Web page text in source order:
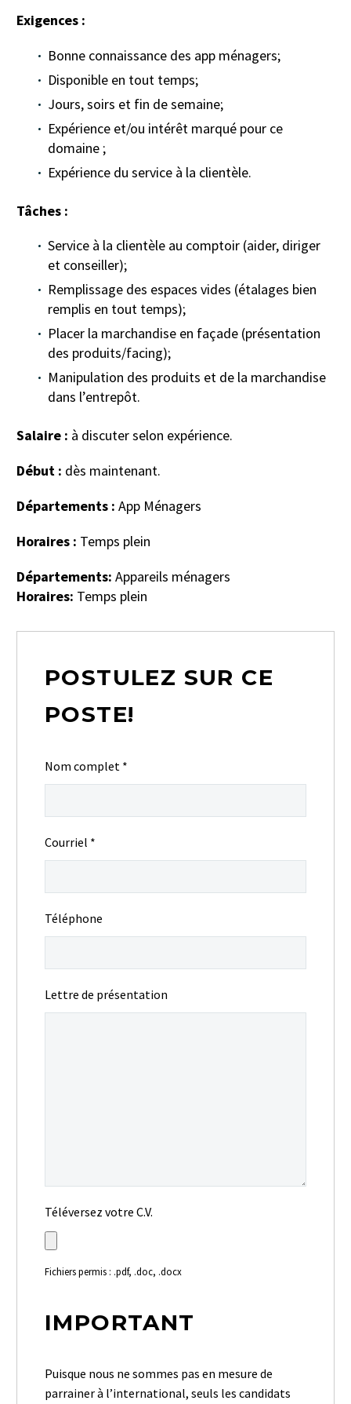
Exigences :
Bonne connaissance des app ménagers;
Disponible en tout temps;
Jours, soirs et fin de semaine;
Expérience et/ou intérêt marqué pour ce
domaine ;
Expérience du service à la clientèle.
Tâches :
Service à la clientèle au comptoir (aider, diriger
et conseiller);
Remplissage des espaces vides (étalages bien
remplis en tout temps);
Placer la marchandise en façade (présentation
des produits/facing);
Manipulation des produits et de la marchandise
dans l’entrepôt.
Salaire : à discuter selon expérience.
Début : dès maintenant.
Départements : App Ménagers
Horaires : Temps plein
Départements: Appareils ménagers
Horaires: Temps plein
POSTULEZ SUR CE
POSTE!
Nom complet *
Courriel *
Téléphone
Lettre de présentation
Téléversez votre C.V.
Fichiers permis : .pdf, .doc, .docx
IMPORTANT
Puisque nous ne sommes pas en mesure de
parrainer à l’international, seuls les candidats